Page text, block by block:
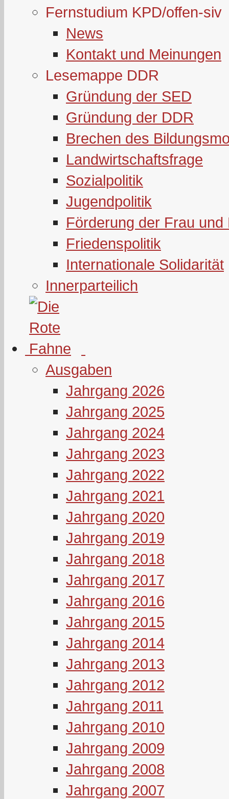
Fernstudium KPD/offen-siv
News
Kontakt und Meinungen
Lesemappe DDR
Gründung der SED
Gründung der DDR
Brechen des
Landwirtschaftsfrage
Sozialpolitik
Jugendpolitik
Förderung der Frau und
Friedenspolitik
Internationale Solidarität
Innerparteilich
Ausgaben
Jahrgang 2026
Jahrgang 2025
Jahrgang 2024
Jahrgang 2023
Jahrgang 2022
Jahrgang 2021
Jahrgang 2020
Jahrgang 2019
Jahrgang 2018
Jahrgang 2017
Jahrgang 2016
Jahrgang 2015
Jahrgang 2014
Jahrgang 2013
Jahrgang 2012
Jahrgang 2011
Jahrgang 2010
Jahrgang 2009
Jahrgang 2008
Jahrgang 2007